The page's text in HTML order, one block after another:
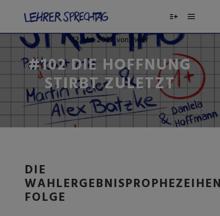
12. Mai 2022vonPieler
#102 DIE HOFFNUNG
STIRBT ZULETZT
DIE
FOLGE